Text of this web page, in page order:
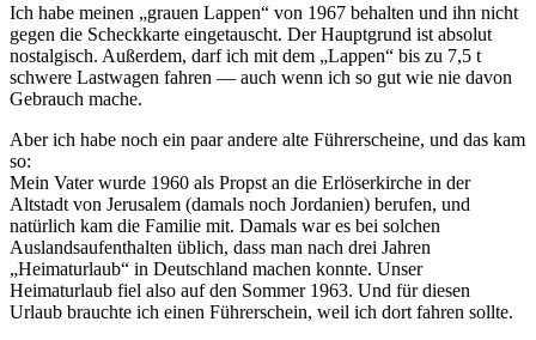
Ich habe meinen
grauen Lappen
von 1967 behalten und ihn nicht
gegen die Scheckkarte eingetauscht. Der Hauptgrund ist absolut
nostalgisch. Außerdem, darf ich mit dem
Lappen
bis zu 7,5 t
schwere Lastwagen fahren — auch wenn ich so gut wie nie davon
Gebrauch mache.
Aber ich habe noch ein paar andere alte Führerscheine, und das kam
so:
Mein Vater wurde 1960 als Propst an die Erlöserkirche in der
Altstadt von Jerusalem (damals noch Jordanien) berufen, und
natürlich kam die Familie mit. Damals war es bei solchen
Auslandsaufenthalten üblich, dass man nach drei Jahren
Heimaturlaub
in Deutschland machen konnte. Unser
Heimaturlaub fiel also auf den Sommer 1963. Und für diesen
Urlaub brauchte ich einen Führerschein, weil ich dort fahren sollte.